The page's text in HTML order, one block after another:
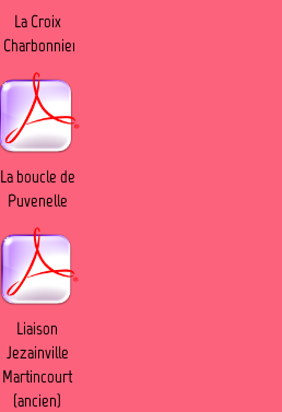
La Croix
Charbonnier
La boucle de
Puvenelle
Liaison
Jezainville
Martincourt
(ancien)